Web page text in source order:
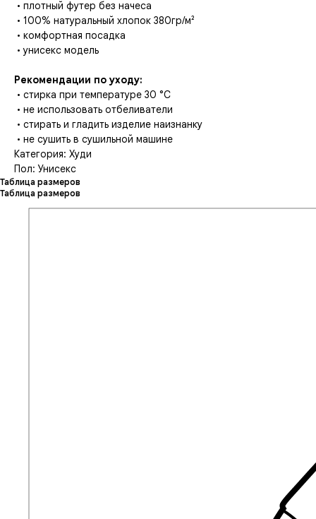
• плотный футер без начеса
• 100% натуральный хлопок 380гр/м²
• комфортная посадка
• унисекс модель
Рекомендации по уходу:
• стирка при температуре 30 °C
• не использовать отбеливатели
• стирать и гладить изделие наизнанку
• не сушить в сушильной машине
Категория: Худи
Пол: Унисекс
Таблица размеров
Таблица размеров